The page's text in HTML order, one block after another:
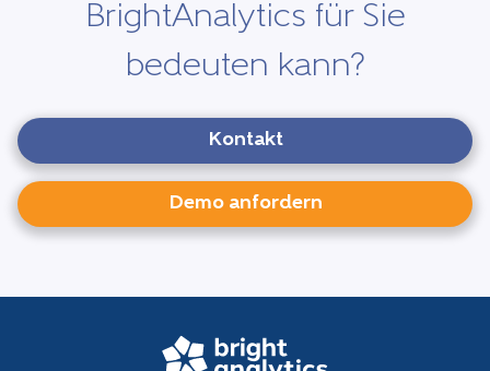
BrightAnalytics für Sie
bedeuten kann?
Kontakt
Demo anfordern